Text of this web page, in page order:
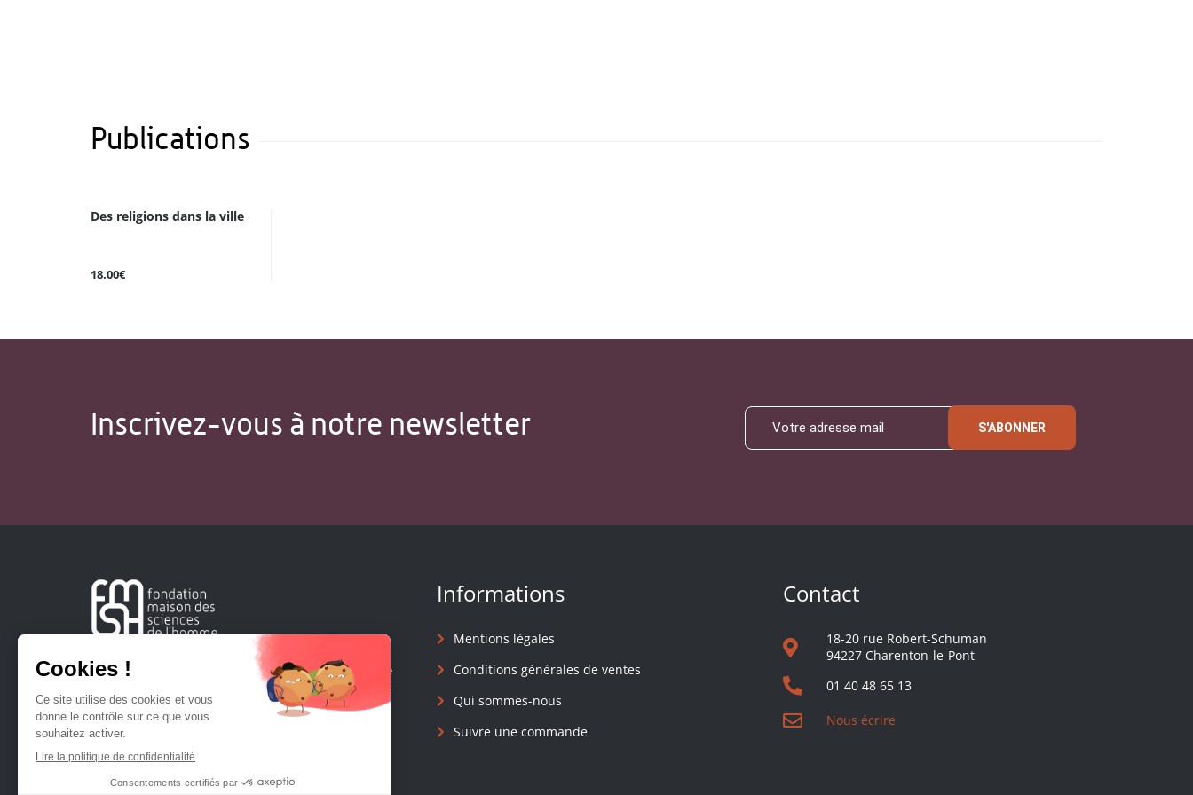
Publications
Des religions dans la ville
18.00€
Inscrivez-vous à notre newsletter S'ABONNER
Créée en 1963, la Fondation Maison Sciences de l'Homme
soutient la recherche et la diffusion des connaissances en
sciences humaines et sociales.
Informations
Mentions légales
Conditions générales de ventes
Qui sommes-nous
Suivre une commande
Contact
18-20 rue Robert-Schuman
94227 Charenton-le-Pont
01 40 48 65 13
Nous écrire